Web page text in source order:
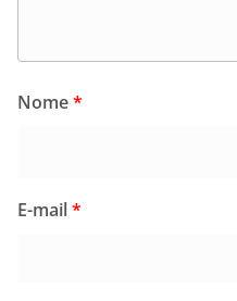
Nome*
E-mail*